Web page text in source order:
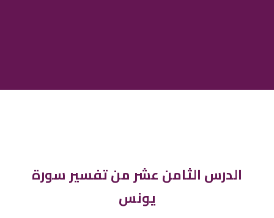
الدرس الثامن عشر من تفسير سورة
يونس